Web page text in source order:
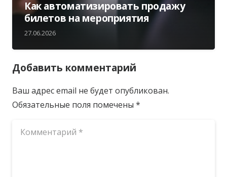
Как автоматизировать продажу
билетов на мероприятия
27.06.2026
Добавить комментарий
Ваш адрес email не будет опубликован.
Обязательные поля помечены *